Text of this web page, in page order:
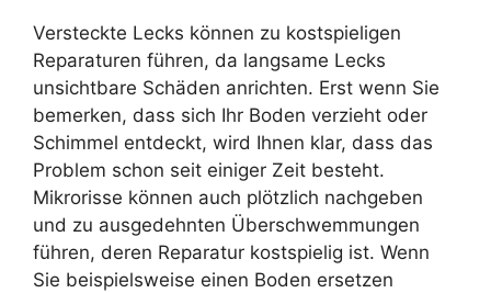
Versteckte Lecks können zu kostspieligen
Reparaturen führen, da langsame Lecks
unsichtbare Schäden anrichten. Erst wenn Sie
bemerken, dass sich Ihr Boden verzieht oder
Schimmel entdeckt, wird Ihnen klar, dass das
Problem schon seit einiger Zeit besteht.
Mikrorisse können auch plötzlich nachgeben
und zu ausgedehnten Überschwemmungen
führen, deren Reparatur kostspielig ist. Wenn
Sie beispielsweise einen Boden ersetzen